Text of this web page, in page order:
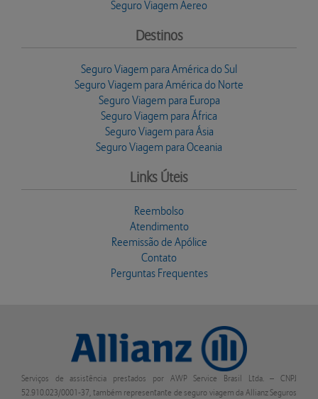
Seguro Viagem Aereo
Destinos
Seguro Viagem para América do Sul
Seguro Viagem para América do Norte
Seguro Viagem para Europa
Seguro Viagem para África
Seguro Viagem para Ásia
Seguro Viagem para Oceania
Links Úteis
Reembolso
Atendimento
Reemissão de Apólice
Contato
Perguntas Frequentes
Serviços de assistência prestados por AWP Service Brasil Ltda. – CNPJ
52.910.023/0001-37, também representante de seguro viagem da Allianz Seguros